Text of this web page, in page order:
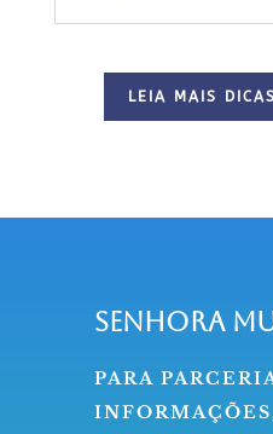
LEIA MAIS
Senhora
PARA